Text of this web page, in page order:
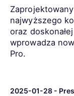
najwyższego
oraz
wprowadza
Pro.
2025-01-28 -